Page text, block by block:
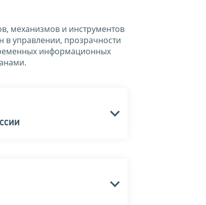
механизмов и инструментов
в управлении, прозрачности
информационных